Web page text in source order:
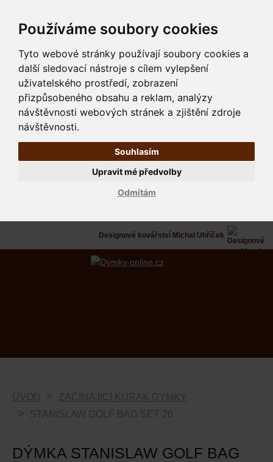
Používáme soubory cookies
Tyto webové stránky používají soubory cookies a
další sledovací nástroje s cílem vylepšení
uživatelského prostředí, zobrazení
přizpůsobeného obsahu a reklam, analýzy
návštěvnosti webových stránek a zjištění zdroje
návštěvnosti.
Souhlasím
Odmítám
Upravit mé předvolby
Designové kovářství Michal Uhříček
ÚVOD
ZAČÍNAJÍCÍ KUŘÁK DÝMKY
STANISLAW GOLF BAG SET 26
DÝMKA STANISLAW GOLF BAG